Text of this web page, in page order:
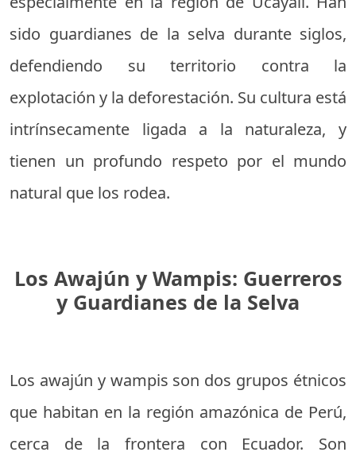
sido guardianes de la selva durante siglos,
defendiendo su territorio contra la
explotación y la deforestación. Su cultura está
intrínsecamente ligada a la naturaleza, y
tienen un profundo respeto por el mundo
natural que los rodea.
Los Awajún y Wampis: Guerreros
y Guardianes de la Selva
Los awajún y wampis son dos grupos étnicos
que habitan en la región amazónica de Perú,
cerca de la frontera con Ecuador. Son